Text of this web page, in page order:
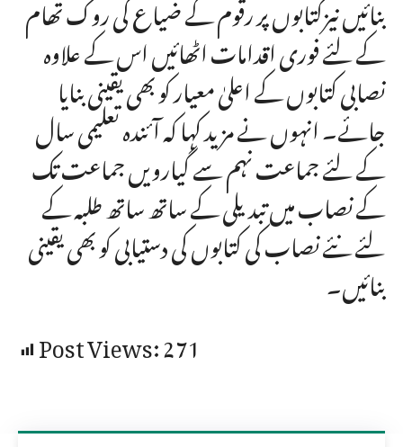
کے لئے فوری اقدامات اٹھائیں اس کے علاوہ
نصابی کتابوں کے اعلیٰ معیار کو بھی یقینی بنایا
جائے۔ انہوں نے مزید کہا کہ آئندہ تعلیمی سال
کے لئے جماعت نہم سے گیارویں جماعت تک
کے نصاب میں تبدیلی کے ساتھ ساتھ طلبہ کے
لئے نئے نصاب کی کتابوں کی دستیابی کو بھی یقینی
بنائیں۔
Post Views:271